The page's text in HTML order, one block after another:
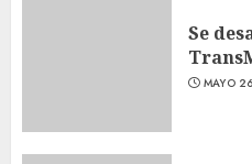
Se
MAYO